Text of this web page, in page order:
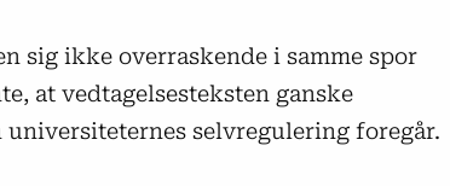
sig ikke overraskende i samme spor
at vedtagelsesteksten ganske
selvregulering foregår.